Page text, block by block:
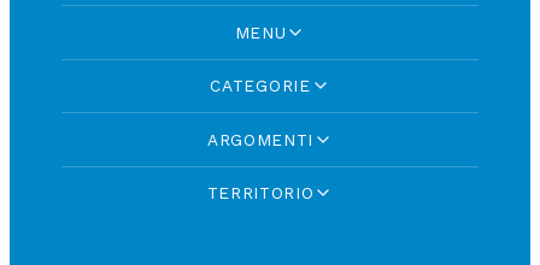
MENU
CATEGORIE
ARGOMENTI
TERRITORIO